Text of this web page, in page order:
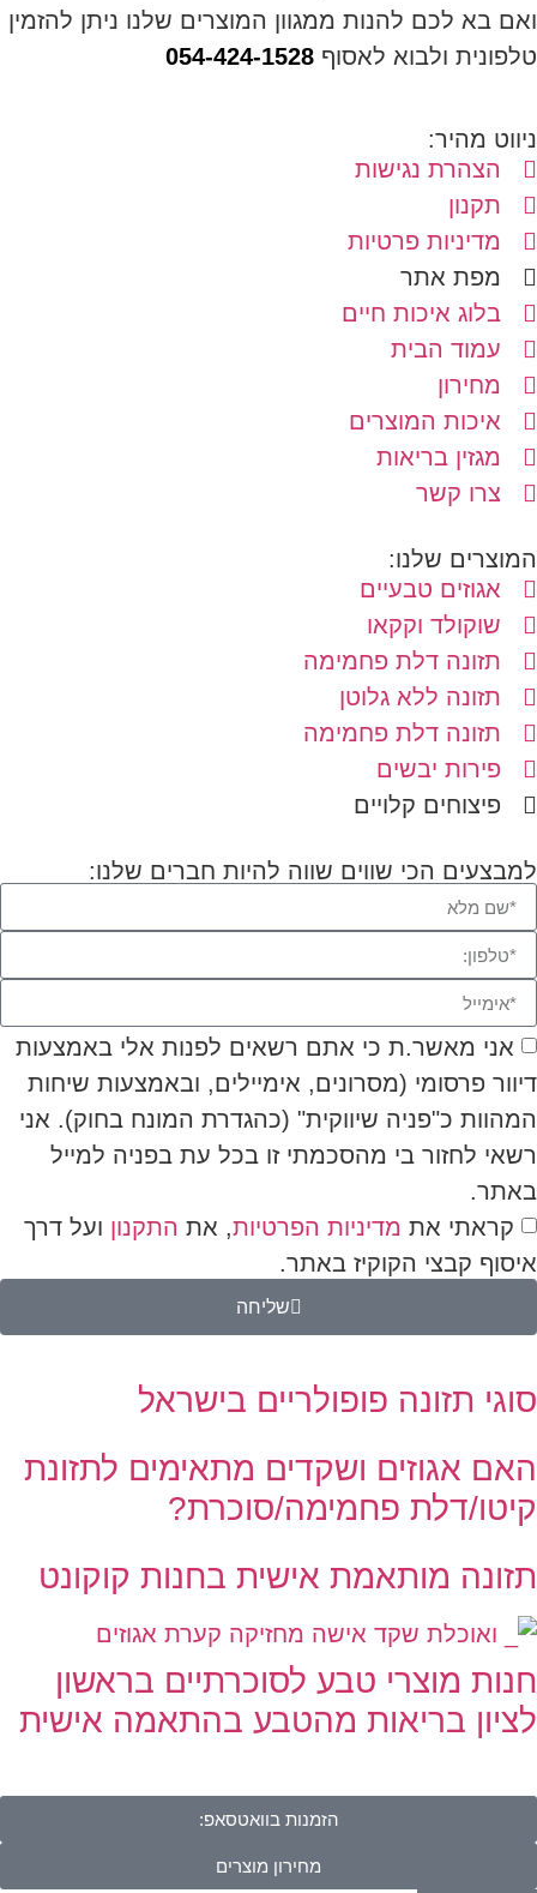
ואם בא לכם להנות ממגוון המוצרים שלנו ניתן להזמין
טלפונית ולבוא לאסוף 054-424-1528
ניווט מהיר:
הצהרת נגישות
תקנון
מדיניות פרטיות
מפת אתר
בלוג איכות חיים
עמוד הבית
מחירון
איכות המוצרים
מגזין בריאות
צרו קשר
המוצרים שלנו:
אגוזים טבעיים
שוקולד וקקאו
תזונה דלת פחמימה
תזונה ללא גלוטן
תזונה דלת פחמימה
פירות יבשים
פיצוחים קלויים
למבצעים הכי שווים שווה להיות חברים שלנו:
אני מאשר.ת כי אתם רשאים לפנות אלי באמצעות
דיוור פרסומי (מסרונים, אימיילים, ובאמצעות שיחות
המהוות כ"פניה שיווקית" (כהגדרת המונח בחוק). אני
רשאי לחזור בי מהסכמתי זו בכל עת בפניה למייל
באתר.
קראתי את מדיניות הפרטיות, את התקנון ועל דרך
איסוף קבצי הקוקיז באתר.
שליחה
סוגי תזונה פופולריים בישראל
האם אגוזים ושקדים מתאימים לתזונת
קיטו/דלת פחמימה/סוכרת?
תזונה מותאמת אישית בחנות קוקונט
חנות מוצרי טבע לסוכרתיים בראשון
לציון בריאות מהטבע בהתאמה אישית
הזמנות בוואטסאפ:
מחירון מוצרים